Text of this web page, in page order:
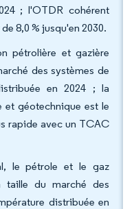
; l'OTDR cohérent
8,0 % jusqu'en 2030.
pétrolière et gazière
des systèmes de
en 2024 ; la
et géotechnique est le
rapide avec un TCAC
le pétrole et le gaz
taille du marché des
distribuée en